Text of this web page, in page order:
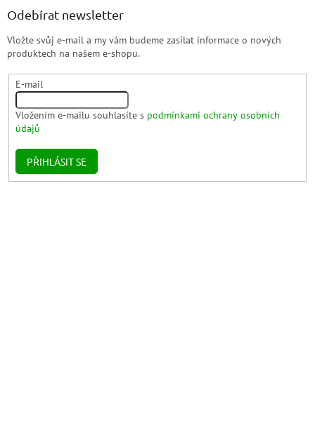
Odebírat newsletter
Vložte svůj e-mail a my vám budeme zasílat informace o nových
produktech na našem e-shopu.
E-mail
Vložením e-mailu souhlasíte s podmínkami ochrany osobních
údajů
PŘIHLÁSIT SE